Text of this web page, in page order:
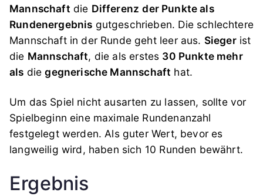
Mannschaft die Differenz der Punkte als
Rundenergebnis gutgeschrieben. Die schlechtere
Mannschaft in der Runde geht leer aus. Siegerist
die Mannschaft, die als erstes 30 Punkte mehr
als diegegnerische Mannschaft hat.
Um das Spiel nicht ausarten zu lassen, sollte vor
Spielbeginn eine maximale Rundenanzahl
festgelegt werden. Als guter Wert, bevor es
langweilig wird, haben sich 10 Runden bewährt.
Ergebnis